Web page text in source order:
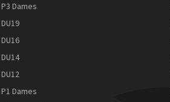
P3 Dames
DU19
DU16
DU14
DU12
P1 Dames